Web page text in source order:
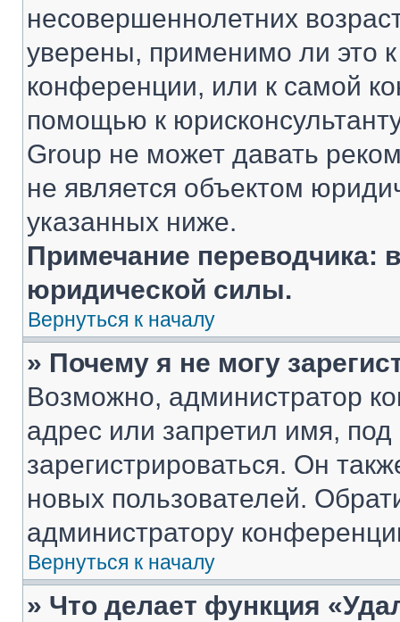
несовершеннолетних
уверены, применимо ли это
конференции, или к самой
помощью к
Group не может давать
не является объектом
указанных ниже.
Примечание переводчика:
юридической силы.
Вернуться к началу
» Почему я не могу
Возможно, администратор
адрес или запретил имя,
зарегистрироваться. Он
новых пользователей.
администратору
Вернуться к началу
» Что делает функция